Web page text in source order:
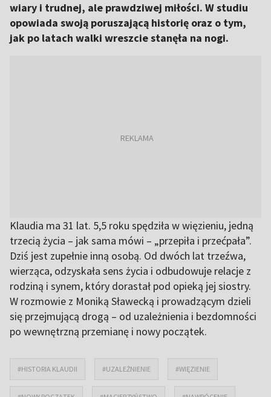
wiary i trudnej, ale prawdziwej miłości. W studiu
opowiada swoją poruszającą historię oraz o tym,
jak po latach walki wreszcie stanęła na nogi.
Klaudia ma 31 lat. 5,5 roku spędziła w więzieniu, jedną
trzecią życia – jak sama mówi – „przepiła i przećpała”.
Dziś jest zupełnie inną osobą. Od dwóch lat trzeźwa,
wierząca, odzyskała sens życia i odbudowuje relacje z
rodziną i synem, który dorastał pod opieką jej siostry.
W rozmowie z Moniką Sławecką i prowadzącym dzieli
się przejmującą drogą – od uzależnienia i bezdomności
po wewnętrzną przemianę i nowy początek.
#HISTORIA KLAUDII #UZALEŻNIENIE #WIĘZIENIE